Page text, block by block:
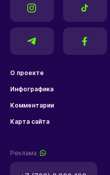
О проекте
Инфографика
Комментарии
Карта сайта
Реклама